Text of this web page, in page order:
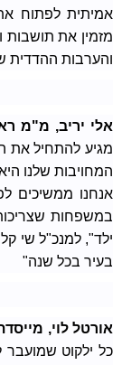
אמיתית לפתוח את
מזמין את תושבות
והערבות ההדדית
אלי יריב, מ"מ
מגיע להתחיל את
המחויבות שלנו
אנחנו ממשיכים
במשפחות
ילד", למנכ"ל שי
בעיר בכל שנה"
אורטל לוי,
כל ילקוט